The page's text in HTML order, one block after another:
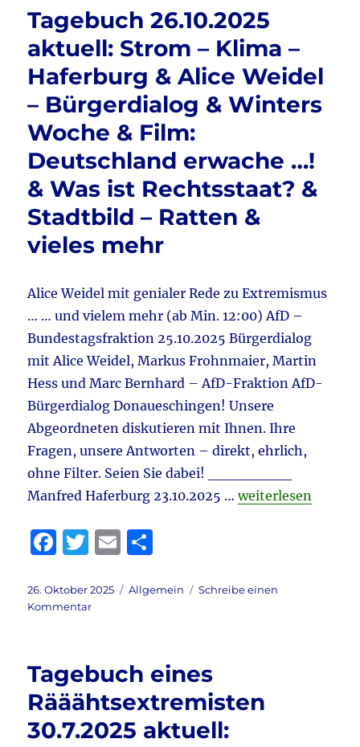
o
o
k
Satire
der
Woche
&
Bundestag
aktuell
16.1.2026
&
Linksterrorismus
&
NIUS
zu
Günther
&
Rechts
&
Woche
&
vieles
Tagebuch 26.10.2025
aktuell: Strom – Klima –
Haferburg & Alice Weidel
– Bürgerdialog & Winters
Woche & Film:
Deutschland erwache …!
& Was ist Rechtsstaat? &
Stadtbild – Ratten &
vieles mehr
Alice Weidel mit genialer Rede zu Extremismus
… … und vielem mehr (ab Min. 12:00) AfD –
Bundestagsfraktion 25.10.2025 Bürgerdialog
mit Alice Weidel, Markus Frohnmaier, Martin
Hess und Marc Bernhard – AfD-Fraktion AfD-
Bürgerdialog Donaueschingen! Unsere
Abgeordneten diskutieren mit Ihnen. Ihre
Fragen, unsere Antworten – direkt, ehrlich,
ohne Filter. Seien Sie dabei! ________
Manfred Haferburg 23.10.2025 …„Tagebuch
weiterlesen
F
c
e
o
o
k
T
it
te
E
ai le
Veröffentlicht
am
26. Oktober 2025 Kategorien
Allgemein
Schreibe einen
Kommentarzu
Strom
Klima
–
Haferburg
Tagebuch eines
Rääähtsextremisten
30.7.2025 aktuell: